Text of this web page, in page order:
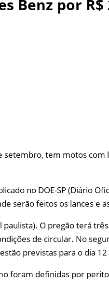
Benz por R$
setembro, tem motos com
no DOE-SP (Diário
serão feitos os lances e
O pregão terá
de circular. No
previstas para o dia
foram definidas por